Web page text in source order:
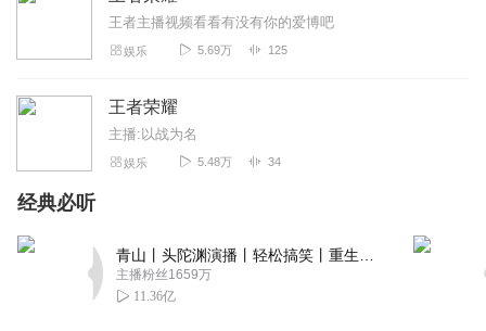
灵韵十方
人物到底是谁，生活在那个年代的他们，在中国历史上都有
哪些辉煌的历史，故事代入感好强哦，订阅点赞评论推荐啦
2024-07-27
云起琉璃
王者主播视频看看有没有你的爱博吧
娱乐 5.69万 125
王者荣耀
主播:以战为名
娱乐 5.48万 34
经典必听
主播粉丝1659万
11.36亿